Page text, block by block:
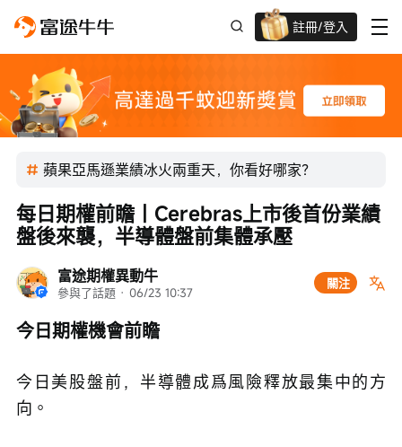
註冊/登入
迎新驚喜賞 股票/BTC等任你揀!
蘋果亞馬遜業績冰火兩重天，你看好哪家？
富途期權異動牛
參與了話題 · 06/23 10:37
關注
每日期權前瞻丨Cerebras上市後首份業績
盤後來襲，半導體盤前集體承壓
今日期權機會前瞻
今日美股盤前，半導體成爲風險釋放最集中的方
向。